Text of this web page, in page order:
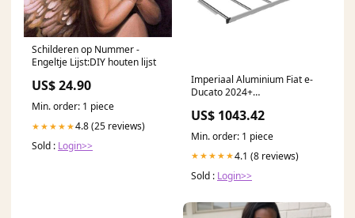
Schilderen op Nummer -
Engeltje Lijst:DIY houten lijst
US$ 24.90
Min. order: 1 piece
★★★★★4.8 (25 reviews)
Sold : Login>>
Imperiaal Aluminium Fiat e-
Ducato 2024+
US$ 1043.42
Min. order: 1 piece
★★★★★4.1 (8 reviews)
Sold : Login>>